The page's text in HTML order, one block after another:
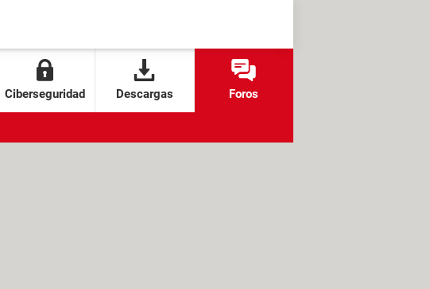
Ciberseguridad Descargas Foros